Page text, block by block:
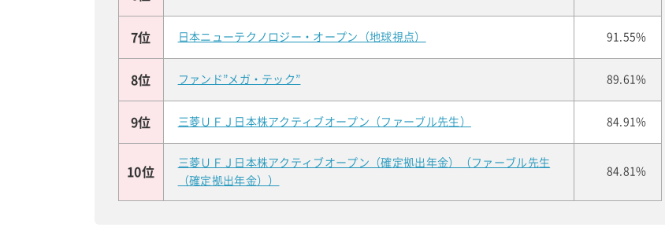
7位 日本ニューテクノロジー・オープン（地球視点） 91.55%
8位 ファンド”メガ・テック” 89.61%
9位 三菱ＵＦＪ日本株アクティブオープン（ファーブル先生） 84.91%
10位
三菱ＵＦＪ日本株アクティブオープン（確定拠出年金）（ファーブル先生
（確定拠出年金））
84.81%